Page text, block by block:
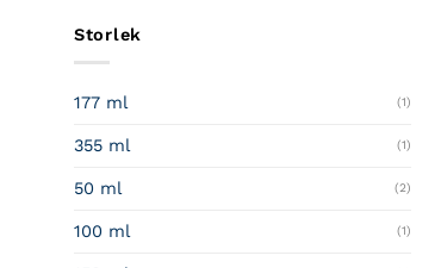
Storlek
177 ml (1)
355 ml (1)
50 ml (2)
100 ml (1)